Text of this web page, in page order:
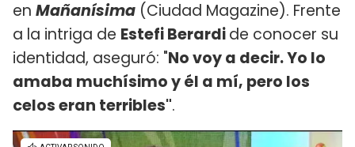
en Mañanísima (Ciudad Magazine). Frente
a la intriga de Estefi Berardide conocer su
identidad, aseguró: "No voy a decir. Yo lo
amaba muchísimo y él a mí, pero los
celos eran terribles".